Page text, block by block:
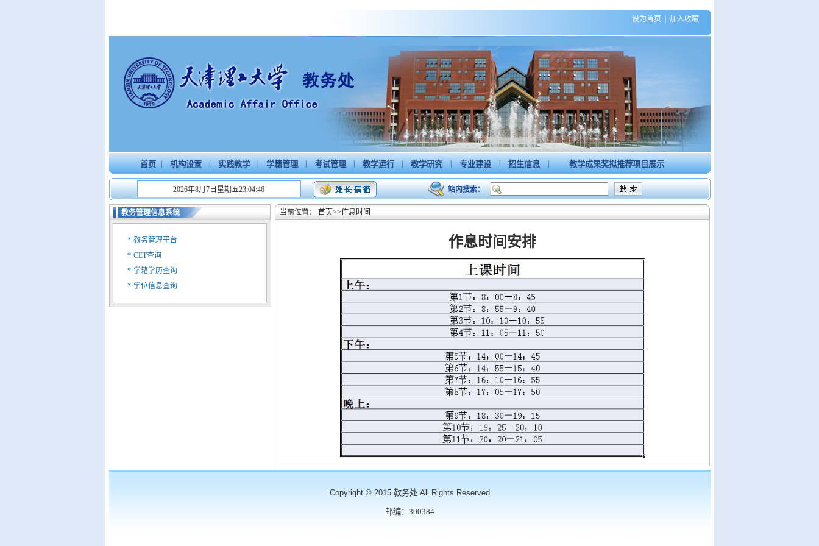
设为首页 加入收藏
首页 | 机构设置 | 实践教学 | 学籍管理 | 考试管理 | 教学运行 | 教学研究 | 专业建设 | 招生信息 | 教学成果奖拟推荐项目展示
2026年8月7日星期五23:04:47 站内搜索：
教务管理信息系统
* 教务管理平台
* CET查询
* 学籍学历查询
* 学位信息查询
当前位置： 首页>>作息时间
作息时间安排
Copyright © 2015 教务处 All Rights Reserved
邮编：300384